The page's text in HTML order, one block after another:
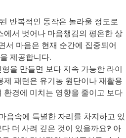
반복적인 동작은 놀라울 정도로
서 벗어나 마음챙김의 평온한 상
서 마음은 현재 순간에 집중되어
제공합니다.
을 만들면 보다 지속 가능한 라이
패턴은 유기농 원단이나 재활용
경에 미치는 영향을 줄이고 보다
음속에 특별한 자리를 차지하고 있
더 사려 깊은 것이 있을까요? 아